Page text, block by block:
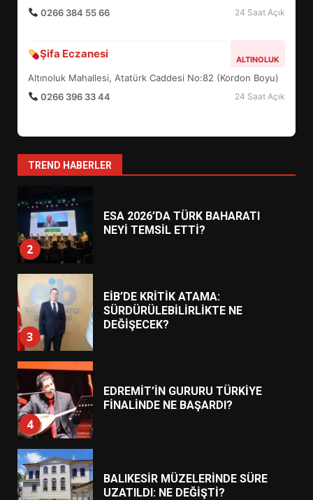
0266 384 55 66
24 Saat Açık
Şifa Eczanesi ALTINOLUK
Altınoluk Mahallesi, Atatürk Caddesi No:82 (Kordon Boyu)
0266 396 33 44
24 Saat Açık
TREND HABERLER
7
YENİ YÖNETİM NASIL
ŞEKİLLENDİ?
1
HAREKETE GEÇİYOR: GÖZLER
2
ESA 2026’DA TÜRK BAHARATI
NEYİ TEMSİL ETTİ?
3
EİB’DE KRİTİK ATAMA:
SÜRDÜRÜLEBİLİRLİKTE NE
DEĞİŞECEK?
4
EDREMİT’İN GURURU TÜRKİYE
FİNALİNDE NE BAŞARDI?
BALIKESİR MÜZELERİNDE SÜRE
UZATILDI: NE DEĞİŞTİ?